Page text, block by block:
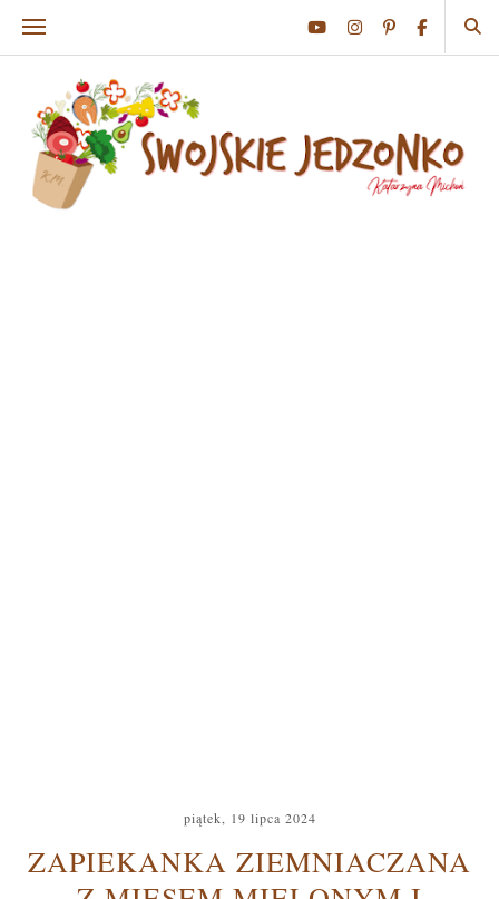
piątek, 19 lipca 2024
ZAPIEKANKA ZIEMNIACZANA